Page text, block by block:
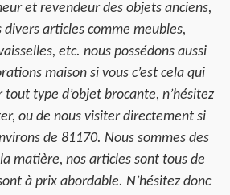
et revendeur des objets anciens,
divers articles comme meubles,
etc. nous possédons aussi
maison si vous c’est cela qui
tout type d’objet brocante, n’hésitez
ou de nous visiter directement si
de 81170. Nous sommes des
matière, nos articles sont tous de
à prix abordable. N’hésitez donc